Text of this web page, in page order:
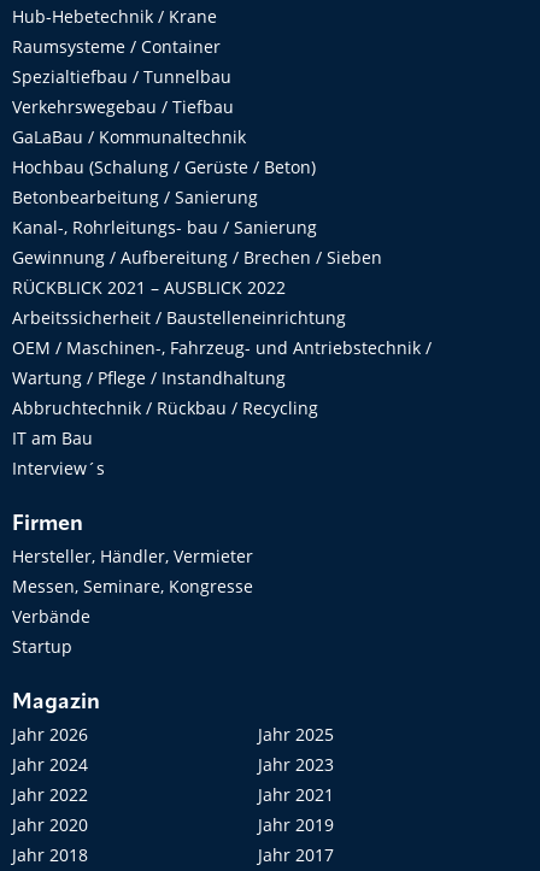
Hub-Hebetechnik / Krane
Raumsysteme / Container
Spezialtiefbau / Tunnelbau
Verkehrswegebau / Tiefbau
GaLaBau / Kommunaltechnik
Hochbau (Schalung / Gerüste / Beton)
Betonbearbeitung / Sanierung
Kanal-, Rohrleitungs- bau / Sanierung
Gewinnung / Aufbereitung / Brechen / Sieben
RÜCKBLICK 2021 – AUSBLICK 2022
Arbeitssicherheit / Baustelleneinrichtung
OEM / Maschinen-, Fahrzeug- und Antriebstechnik /
Wartung / Pflege / Instandhaltung
Abbruchtechnik / Rückbau / Recycling
IT am Bau
Interview´s
Firmen
Hersteller, Händler, Vermieter
Messen, Seminare, Kongresse
Verbände
Startup
Magazin
Jahr 2026
Jahr 2025
Jahr 2024
Jahr 2023
Jahr 2022
Jahr 2021
Jahr 2020
Jahr 2019
Jahr 2018
Jahr 2017